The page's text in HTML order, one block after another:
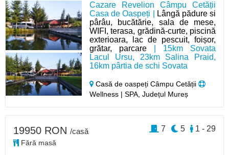
Cazare Revelion Câmpu Cetății
Casa de Oaspeți |
Lângă pădure si
pârâu, bucătărie, sala de mese,
WIFI, terasa, grădină-curte, piscină
exterioara, lac de pescuit, foișor,
grătar, parcare | 15km Sovata
Lacul Ursu, 23km Salina Praid,
16km pârtia de schi Sovata
Casă de oaspeți Câmpu Cetății
Wellness | SPA, Județul Mureș
19950 RON /casă
Fără masă
1 - 29
5
7